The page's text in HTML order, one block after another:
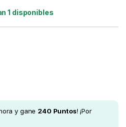
1 disponibles
y gane 240 Puntos! ¡Por